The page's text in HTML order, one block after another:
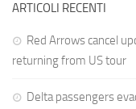
ARTICOLI RECENTI
Red Arrows cancel
returning from US tour
Delta passengers